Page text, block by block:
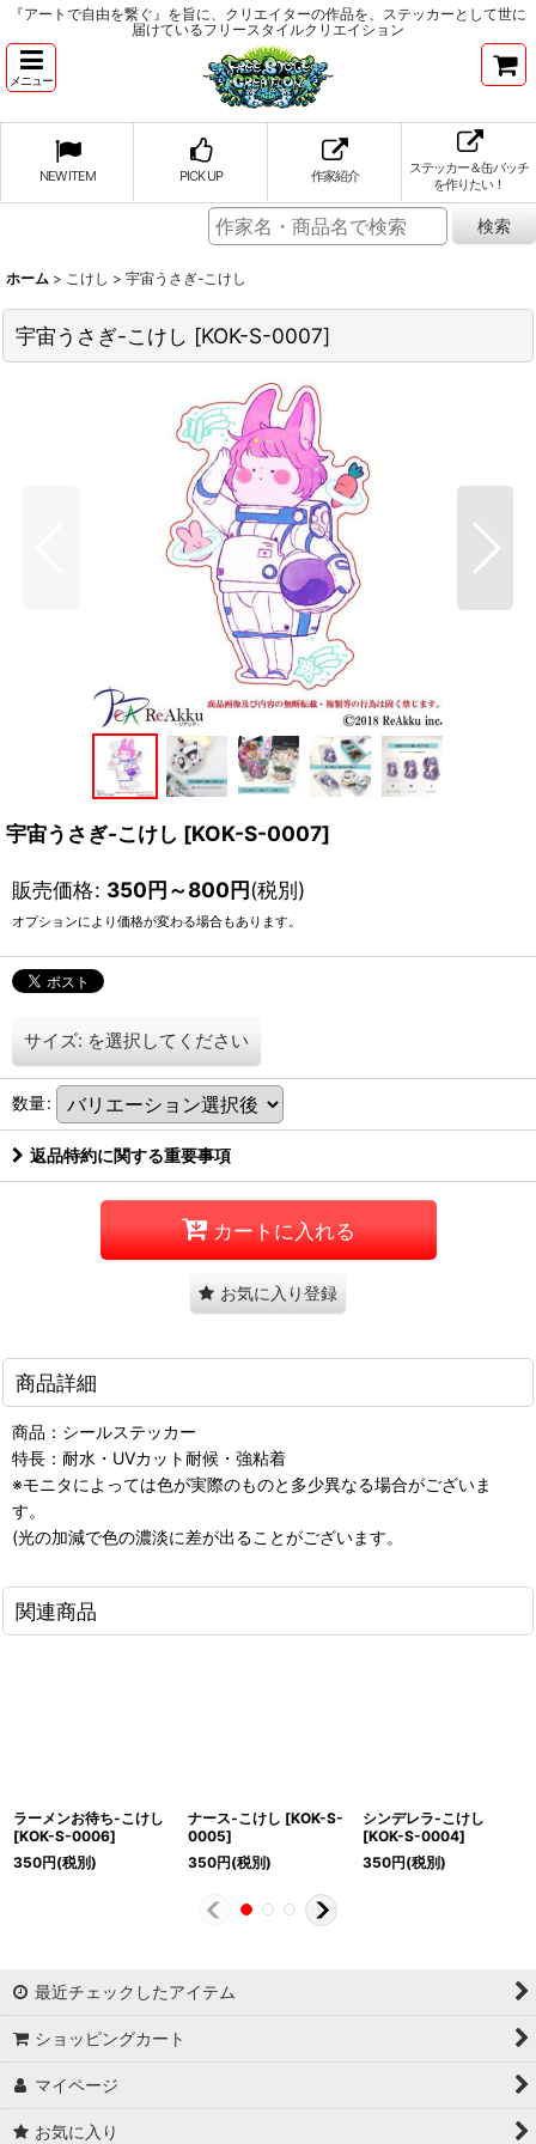
『アートで自由を繋ぐ』を旨に、クリエイターの作品を、ステッカーとして世に
届けているフリースタイルクリエイション
メニュー
NEW ITEM PICK UP 作家紹介
ステッカー＆缶バッチ
を作りたい！
ホーム > こけし > 宇宙うさぎ-こけし
宇宙うさぎ-こけし [KOK-S-0007]
宇宙うさぎ-こけし [KOK-S-0007]
販売価格: 350円～800円(税別)
オプションにより価格が変わる場合もあります。
サイズ: を選択してください
数量:
返品特約に関する重要事項
カートに入れる
お気に入り登録
商品詳細
商品：シールステッカー
特長：耐水・UVカット耐候・強粘着
※モニタによっては色が実際のものと多少異なる場合がございま
す。
(光の加減で色の濃淡に差が出ることがございます。
関連商品
ラーメンお待ち-こけし
[KOK-S-0006]
350円(税別)
ナース-こけし [KOK-S-
0005]
350円(税別)
シンデレラ-こけし
[KOK-S-0004]
350円(税別)
最近チェックしたアイテム
ショッピングカート
マイページ
お気に入り